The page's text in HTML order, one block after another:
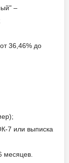
по
банка.
банкинг
ONLINE» – без
переводом
–
36,46% до
7 или выписка
месяцев.